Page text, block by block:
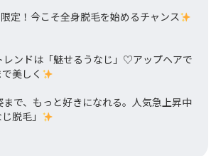
定！今こそ全身脱毛を始めるチャンス
レンドは「魅せるうなじ」♡アップヘアで
美しく
まで、もっと好きになれる。人気急上昇中
脱毛」